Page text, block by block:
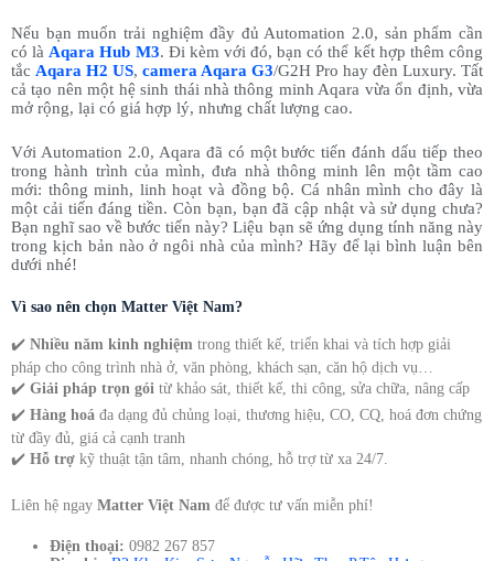
Nếu bạn muốn trải nghiệm đầy đủ Automation 2.0, sản phẩm cần
có là Aqara Hub M3. Đi kèm với đó, bạn có thể kết hợp thêm công
tắc Aqara H2 US, camera Aqara G3/G2H Pro hay đèn Luxury. Tất
cả tạo nên một hệ sinh thái nhà thông minh Aqara vừa ổn định, vừa
mở rộng, lại có giá hợp lý, nhưng chất lượng cao.
Với Automation 2.0, Aqara đã có một bước tiến đánh dấu tiếp theo
trong hành trình của mình, đưa nhà thông minh lên một tầm cao
mới: thông minh, linh hoạt và đồng bộ. Cá nhân mình cho đây là
một cải tiến đáng tiền. Còn bạn, bạn đã cập nhật và sử dụng chưa?
Bạn nghĩ sao về bước tiến này? Liệu bạn sẽ ứng dụng tính năng này
trong kịch bản nào ở ngôi nhà của mình? Hãy để lại bình luận bên
dưới nhé!
Vì sao nên chọn Matter Việt Nam?
✔️ Nhiều năm kinh nghiệm trong thiết kế, triển khai và tích hợp giải
pháp cho công trình nhà ở, văn phòng, khách sạn, căn hộ dịch vụ…
✔️ Giải pháp trọn gói từ khảo sát, thiết kế, thi công, sửa chữa, nâng cấp
✔️ Hàng hoá đa dạng đủ chủng loại, thương hiệu, CO, CQ, hoá đơn chứng
từ đầy đủ, giá cả cạnh tranh
✔️ Hỗ trợ kỹ thuật tận tâm, nhanh chóng, hỗ trợ từ xa 24/7.
Liên hệ ngay Matter Việt Nam để được tư vấn miễn phí!
Điện thoại: 0982 267 857